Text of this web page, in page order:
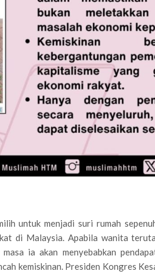
untuk menjadi suri rumah
di Malaysia. Apabila wanita
ia akan menyebabkan
kemiskinan. Presiden Kongres